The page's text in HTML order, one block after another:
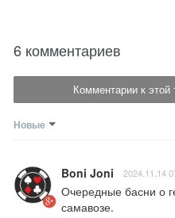
6 комментариев
Комментарии к
Новые
Boni Joni 2024.11.14
Очередные басни о
самавозе.